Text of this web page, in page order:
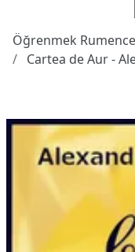
Öğrenmek Rumence
Cartea de Aur -